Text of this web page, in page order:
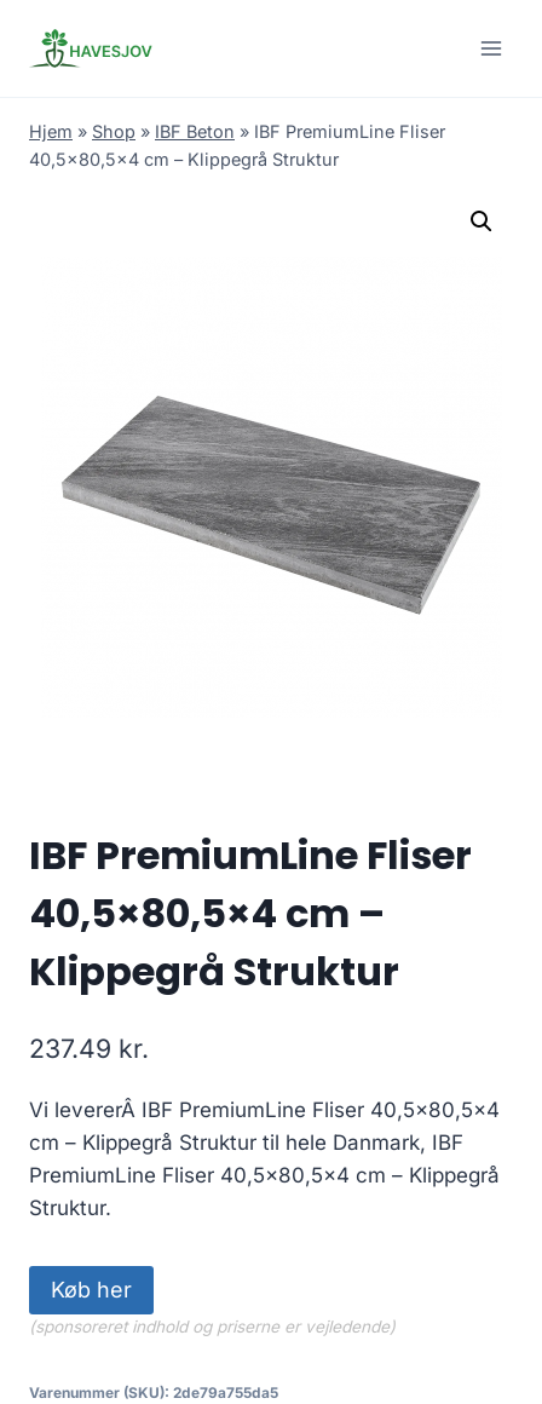
Hjem » Shop » IBF Beton » IBF PremiumLine Fliser
40,5×80,5×4 cm – Klippegrå Struktur
IBF PremiumLine Fliser
40,5×80,5×4 cm –
Klippegrå Struktur
237.49 kr.
Vi levererÂ IBF PremiumLine Fliser 40,5×80,5×4
cm – Klippegrå Struktur til hele Danmark, IBF
PremiumLine Fliser 40,5×80,5×4 cm – Klippegrå
Struktur.
Køb her
(sponsoreret indhold og priserne er vejledende)
Varenummer (SKU): 2de79a755da5